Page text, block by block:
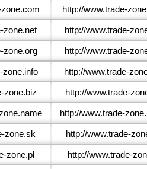
http://www.trade-
zone.net http://www.trade-
zone.org http://www.trade-
zone.info http://www.trade-
zone.biz http://www.trade-
http://www.trade-
zone.sk http://www.trade-
zone.pl http://www.trade-